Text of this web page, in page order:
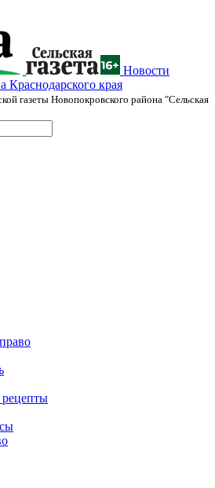
Новости
Краснодарского края
газеты Новопокровского района "Сельская